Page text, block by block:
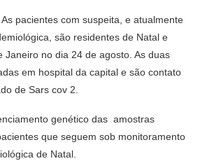
As pacientes com suspeita, e atualmente
são residentes de Natal e
Janeiro no dia 24 de agosto. As duas
em hospital da capital e são contato
de Sars cov 2.
genético das amostras
que seguem sob monitoramento
de Natal.